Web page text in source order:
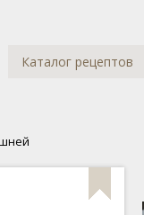
Каталог рецептов